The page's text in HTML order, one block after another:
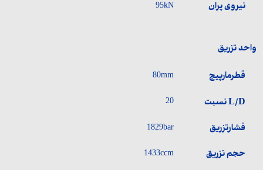
نیروی پران 95kN
واحد تزریق
قطرمارپیچ 80mm
L/D نسبت 20
فشارتزریق 1829bar
حجم تزریق 1433ccm